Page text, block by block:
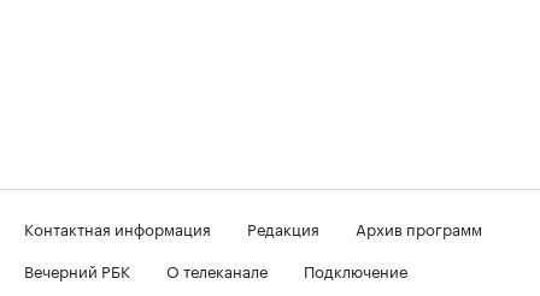
Контактная информация Редакция
Архив программ
Вечерний РБК
О телеканале
Подключение